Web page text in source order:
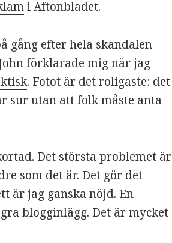
i Aftonbladet.
gång efter hela skandalen
förklarade mig när jag
. Fotot är det roligaste: det
sur utan att folk måste anta
Det största problemet är
som det är. Det gör det
är jag ganska nöjd. En
blogginlägg. Det är mycket